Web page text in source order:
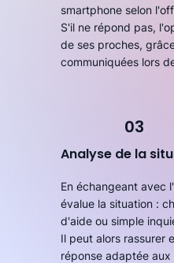
smartphone selon
S'il ne répond pas,
de ses proches,
communiquées lors
03
Analyse de la
En échangeant avec
évalue la situation :
d'aide ou simple
Il peut alors rassurer
réponse adaptée aux